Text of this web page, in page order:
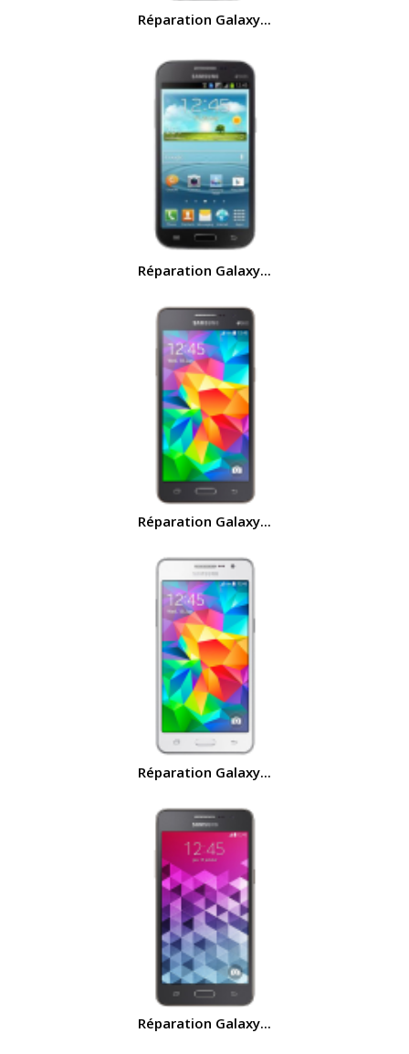
Réparation Galaxy...
Réparation Galaxy...
Réparation Galaxy...
Réparation Galaxy...
Réparation Galaxy...